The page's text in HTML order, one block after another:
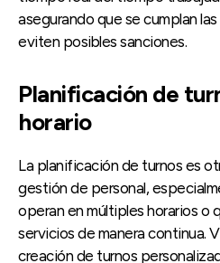
asegurando que se cumplan
eviten posibles sanciones.
Planificación de
horario
La planificación de turnos es
gestión de personal,
operan en múltiples horarios o
servicios de manera continua.
creación de turnos